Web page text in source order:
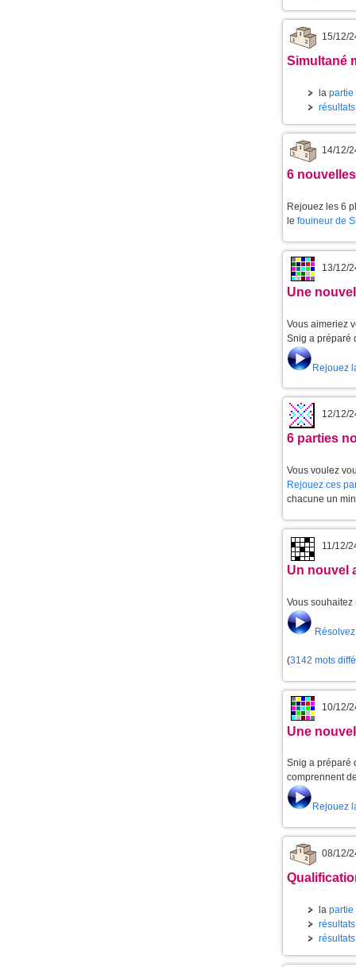
15/12/
Simultané
la partie
14/12/
6
Rejouez les 6
le fouineur de
13/12/
Une
Vous aimeriez
Snig a préparé
Rejouez
12/12/
6 parties
Vous voulez
Rejouez ces
chacune un
11/12/
Un nouvel
Vous souhaitez
(3142 mots
10/12/
Une
Snig a préparé
comprennent
Rejouez
08/12/
la partie